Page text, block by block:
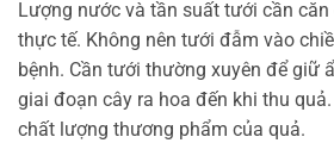
Lượng nước và tần suất tưới cần
thực tế. Không nên tưới đẫm vào
bệnh. Cần tưới thường xuyên để giữ
giai đoạn cây ra hoa đến khi thu
chất lượng thương phẩm của quả.